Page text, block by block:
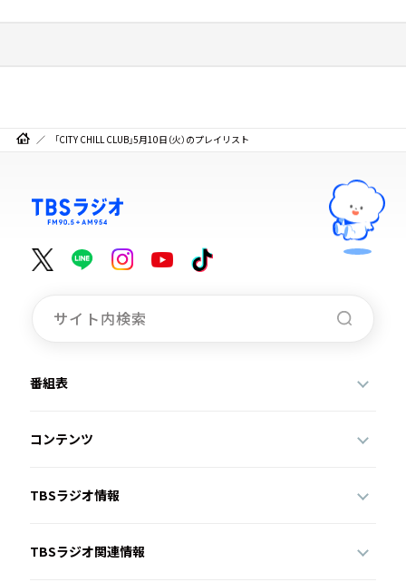
「CITY CHILL CLUB」5月10日（火）のプレイリスト
番組表
コンテンツ
TBSラジオ情報
TBSラジオ関連情報